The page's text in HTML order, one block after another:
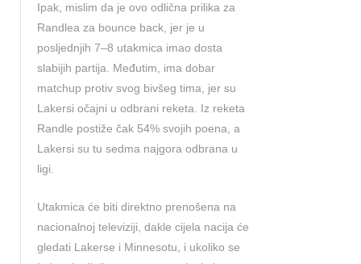
Ipak, mislim da je ovo odlična prilika za
Randlea za bounce back, jer je u
posljednjih 7–8 utakmica imao dosta
slabijih partija. Međutim, ima dobar
matchup protiv svog bivšeg tima, jer su
Lakersi očajni u odbrani reketa. Iz reketa
Randle postiže čak 54% svojih poena, a
Lakersi su tu sedma najgora odbrana u
ligi.
Utakmica će biti direktno prenošena na
nacionalnoj televiziji, dakle cijela nacija će
gledati Lakerse i Minnesotu, i ukoliko se